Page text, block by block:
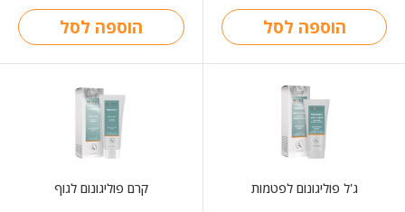
הוספה לסל הוספה לסל
ג'ל פוליגונום לפטמות קרם פוליגונום לגוף